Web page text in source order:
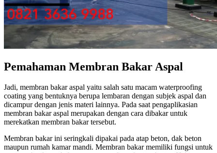
Pemahaman Membran Bakar Aspal
Jadi, membran bakar aspal yaitu salah satu macam waterproofing
coating yang bentuknya berupa lembaran dengan subjek aspal dan
dicampur dengan jenis materi lainnya. Pada saat pengaplikasian
membran bakar aspal merupakan dengan cara dibakar untuk
merekatkan membran bakar tersebut.
Membran bakar ini seringkali dipakai pada atap beton, dak beton
maupun rumah kamar mandi. Membran bakar memiliki fungsi untuk